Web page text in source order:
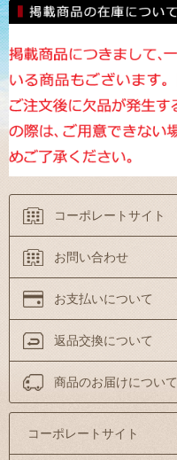
コーポレートサイト
お問い合わせ
お支払いについて
返品交換について
商品のお届けについて
コーポレートサイト